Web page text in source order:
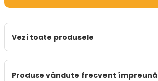
Vezi toate produsele
Produse vândute frecvent împreună